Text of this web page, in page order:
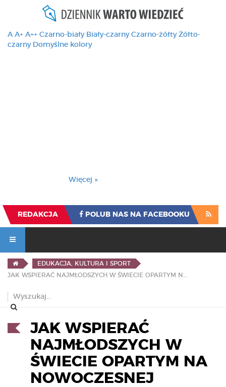
A A+ A++ Czarno-biały Biały-czarny Czarno-żółty Żółto-
czarny Domyślne kolory
Więcej »
REDAKCJA POLUB NAS NA FACEBOOKU
EDUKACJA, KULTURA I SPORT
JAK WSPIERAĆ
NAJMŁODSZYCH W
ŚWIECIE OPARTYM NA
NOWOCZESNEJ